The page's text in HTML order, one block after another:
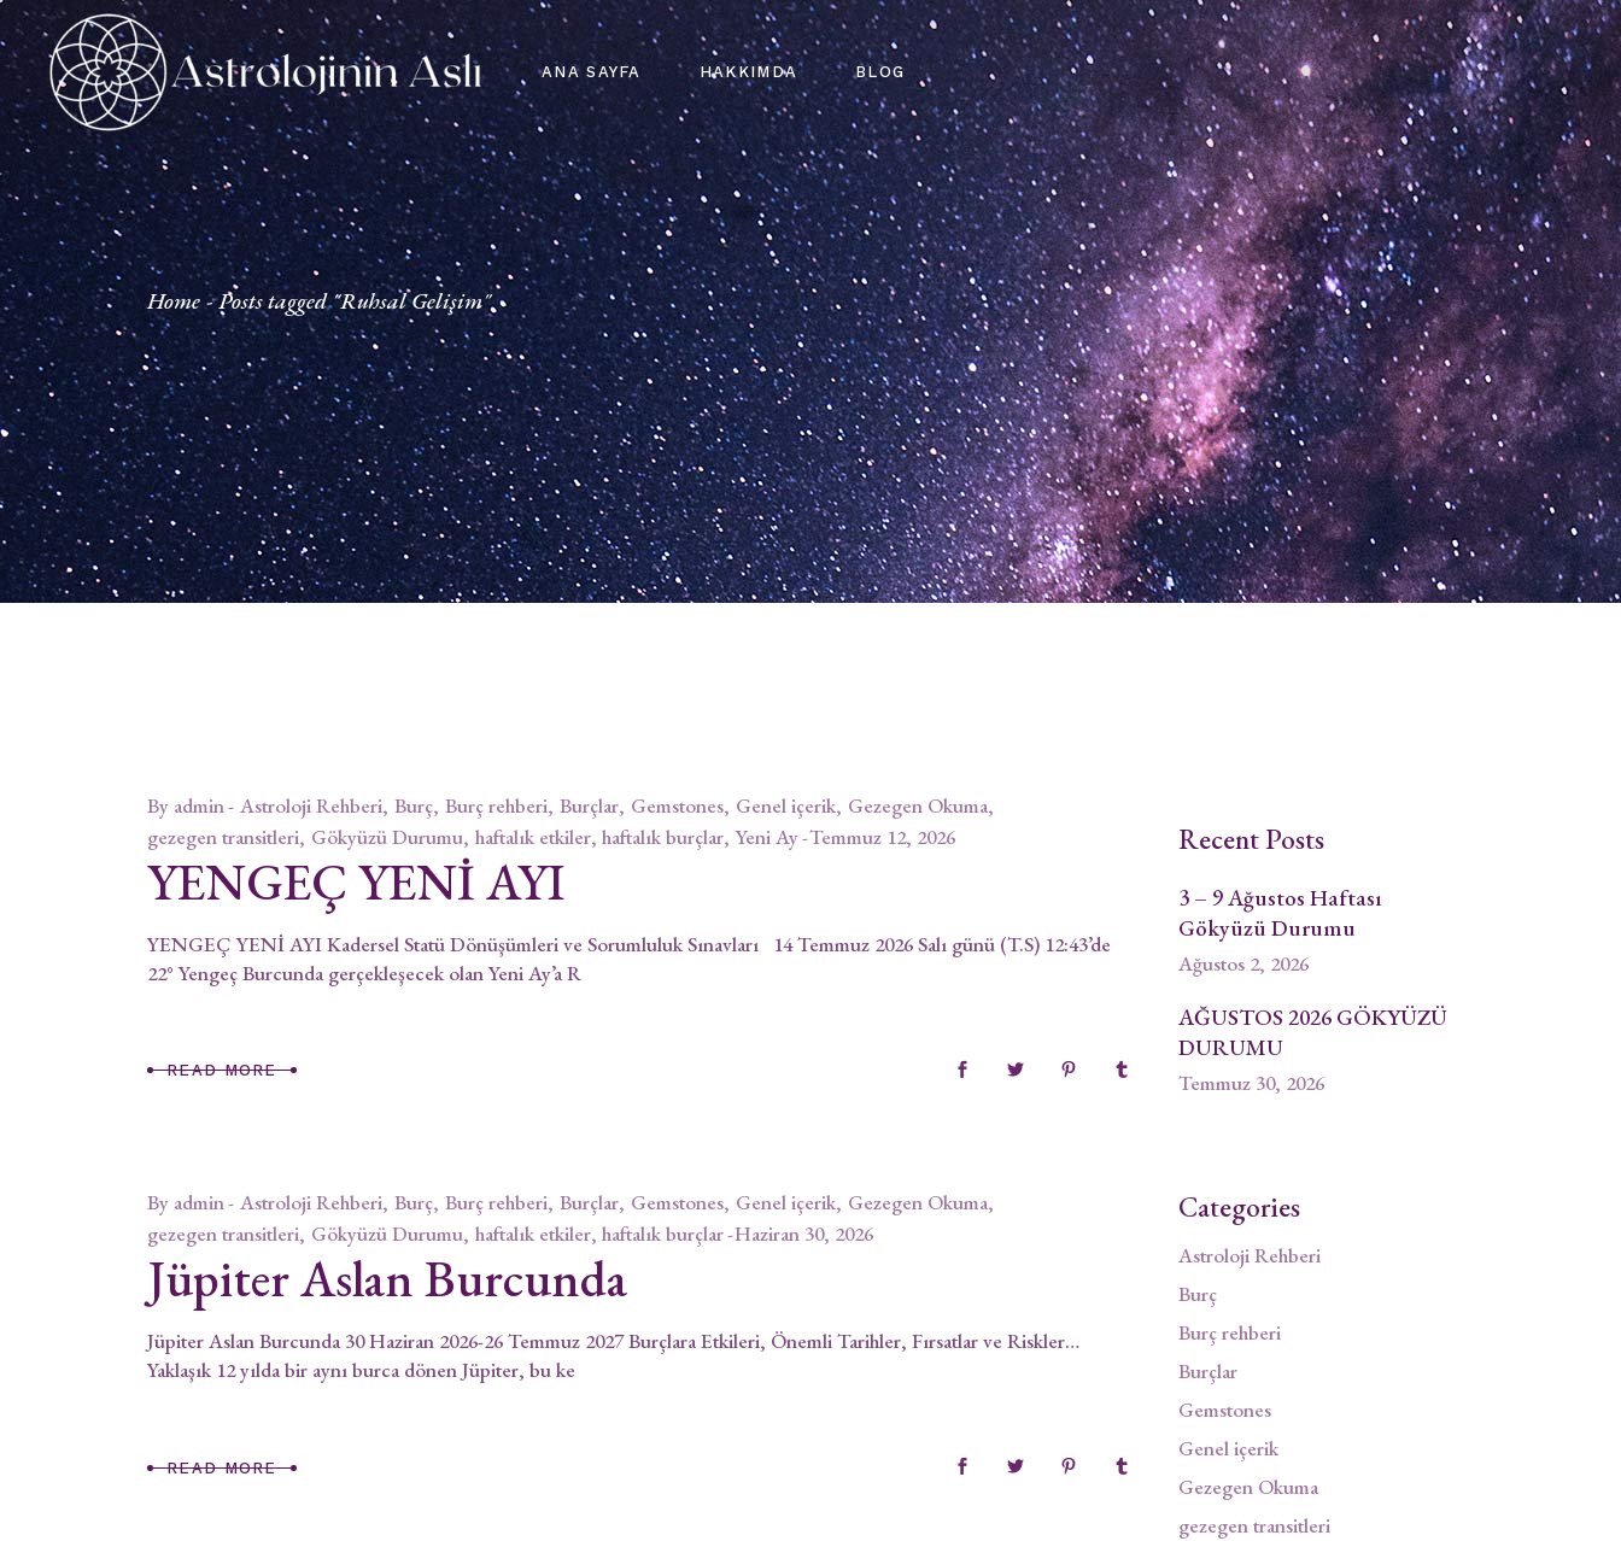
Skip
the
content ANA SAYFA HAKKIMDA BLOG
Home Posts tagged "Ruhsal Gelişim"
By admin Astroloji Rehberi Burç Burç rehberi Burçlar Gemstones Genel içerik Gezegen Okuma
gezegen transitleri Gökyüzü Durumu haftalık etkiler, haftalık burçlar Yeni Ay Temmuz 12, 2026
YENGEÇ YENİ AYI
YENGEÇ YENİ AYI Kadersel Statü Dönüşümleri ve Sorumluluk Sınavları 14 Temmuz 2026 Salı günü (T.S) 12:43’de
22° Yengeç Burcunda gerçekleşecek olan Yeni Ay’a R
READ MORE
By admin Astroloji Rehberi Burç Burç rehberi Burçlar Gemstones Genel içerik Gezegen Okuma
gezegen transitleri Gökyüzü Durumu haftalık etkiler, haftalık burçlar Haziran 30, 2026
Jüpiter Aslan Burcunda
Jüpiter Aslan Burcunda 30 Haziran 2026-26 Temmuz 2027 Burçlara Etkileri, Önemli Tarihler, Fırsatlar ve Riskler…
Yaklaşık 12 yılda bir aynı burca dönen Jüpiter, bu ke
READ MORE
Recent Posts
3 – 9 Ağustos Haftası
Gökyüzü Durumu
Ağustos 2, 2026
AĞUSTOS 2026 GÖKYÜZÜ
DURUMU
Temmuz 30, 2026
Categories
Astroloji Rehberi
Burç
Burç rehberi
Burçlar
Gemstones
Genel içerik
Gezegen Okuma
gezegen transitleri